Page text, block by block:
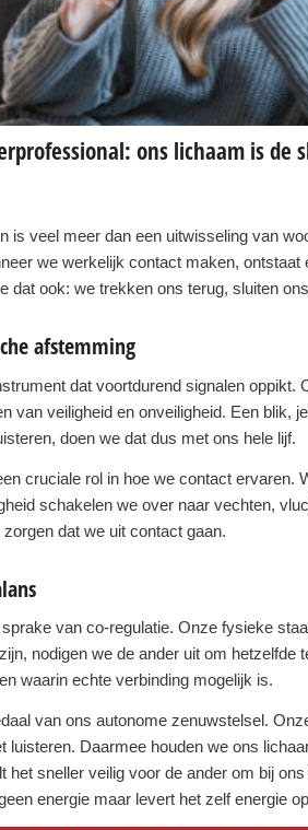
ons lichaam is de
is veel meer dan een uitwisseling van
we werkelijk contact maken,
dat ook: we trekken ons terug, sluiten
afstemming
dat voortdurend signalen oppikt.
van veiligheid en onveiligheid. Een blik,
doen we dat dus met ons hele lijf.
cruciale rol in hoe we contact ervaren.
schakelen we over naar vechten,
dat we uit contact gaan.
van co-regulatie. Onze fysieke
nodigen we de ander uit om
waarin echte verbinding mogelijk is.
van ons autonome zenuwstelsel.
luisteren. Daarmee houden we ons
het sneller veilig voor de ander om bij
energie maar levert het zelf energie